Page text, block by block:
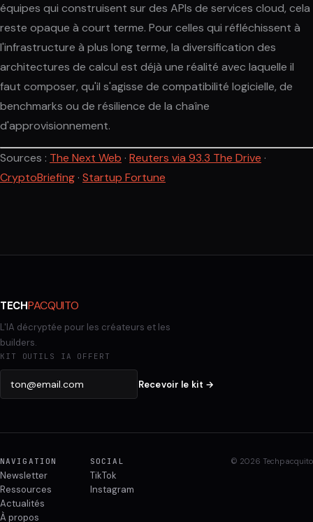
équipes qui construisent sur des APIs de services cloud, cela
reste opaque à court terme. Pour celles qui réfléchissent à
l'infrastructure à plus long terme, la diversification des
architectures de calcul est déjà une réalité avec laquelle il
faut composer, qu'il s'agisse de compatibilité logicielle, de
benchmarks ou de résilience de la chaîne
d'approvisionnement.
Sources : The Next Web · Reuters via 93.3 The Drive ·
CryptoBriefing · Startup Fortune
TECHPACQUITO
L'IA décryptée pour les créateurs et les
builders.
KIT OUTILS IA OFFERT
Recevoir le kit →
NAVIGATION
Newsletter
Ressources
Actualités
À propos
SOCIAL
TikTok
Instagram
© 2026 Techpacquito